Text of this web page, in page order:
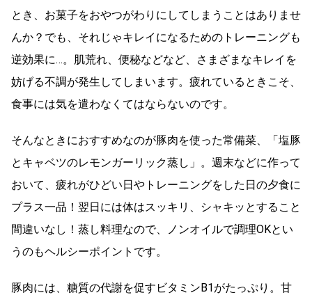
とき、お菓子をおやつがわりにしてしまうことはありませ
んか？でも、それじゃキレイになるためのトレーニングも
逆効果に…。肌荒れ、便秘などなど、さまざまなキレイを
妨げる不調が発生してしまいます。疲れているときこそ、
食事には気を遣わなくてはならないのです。
そんなときにおすすめなのが豚肉を使った常備菜、「塩豚
とキャベツのレモンガーリック蒸し」。週末などに作って
おいて、疲れがひどい日やトレーニングをした日の夕食に
プラス一品！翌日には体はスッキリ、シャキッとすること
間違いなし！蒸し料理なので、ノンオイルで調理OKとい
うのもヘルシーポイントです。
豚肉には、糖質の代謝を促すビタミンB1がたっぷり。甘